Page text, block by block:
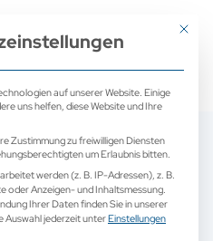
Mit
auf unserer Website. Einige
uns helfen, diese Website und Ihre
Zustimmung zu freiwilligen Diensten
um Erlaubnis bitten.
werden (z. B. IP-Adressen), z. B.
oder Anzeigen- und Inhaltsmessung.
Ihrer Daten finden Sie in unserer
Auswahl jederzeit unterEinstellungen